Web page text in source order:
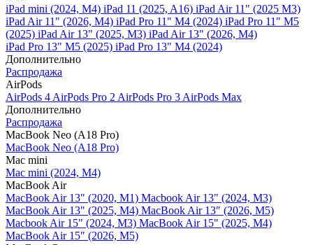
iPad mini (2024, M4) iPad 11 (2025, A16) iPad Air 11" (2025 M3)
iPad Air 11" (2026, M4) iPad Pro 11" M4 (2024) iPad Pro 11" M5
(2025) iPad Air 13" (2025, M3) iPad Air 13" (2026, M4)
iPad Pro 13" M5 (2025) iPad Pro 13" M4 (2024)
Дополнительно
Распродажа
AirPods
AirPods 4 AirPods Pro 2 AirPods Pro 3 AirPods Max
Дополнительно
Распродажа
MacBook Neo (A18 Pro)
MacBook Neo (A18 Pro)
Mac mini
Mac mini (2024, M4)
MacBook Air
MacBook Air 13" (2020, M1) Macbook Air 13" (2024, M3)
MacBook Air 13" (2025, M4) MacBook Air 13″ (2026, M5)
Macbook Air 15" (2024, M3) MacBook Air 15" (2025, M4)
MacBook Air 15″ (2026, M5)